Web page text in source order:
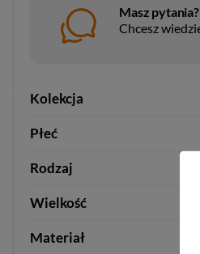
Masz pytania?
Chcesz
Kolekcja
Płeć
Rodzaj
Wielkość
Materiał